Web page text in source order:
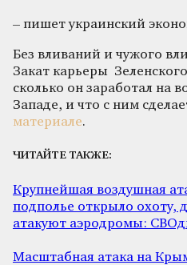
– пишет украинский
Без вливаний и чужого
Закат карьеры
сколько он заработал на
Западе, и что с ним
материале.
ЧИТАЙТЕ ТАКЖЕ:
Крупнейшая воздушная
подполье открыло охоту,
атакуют аэродромы:
Масштабная атака на